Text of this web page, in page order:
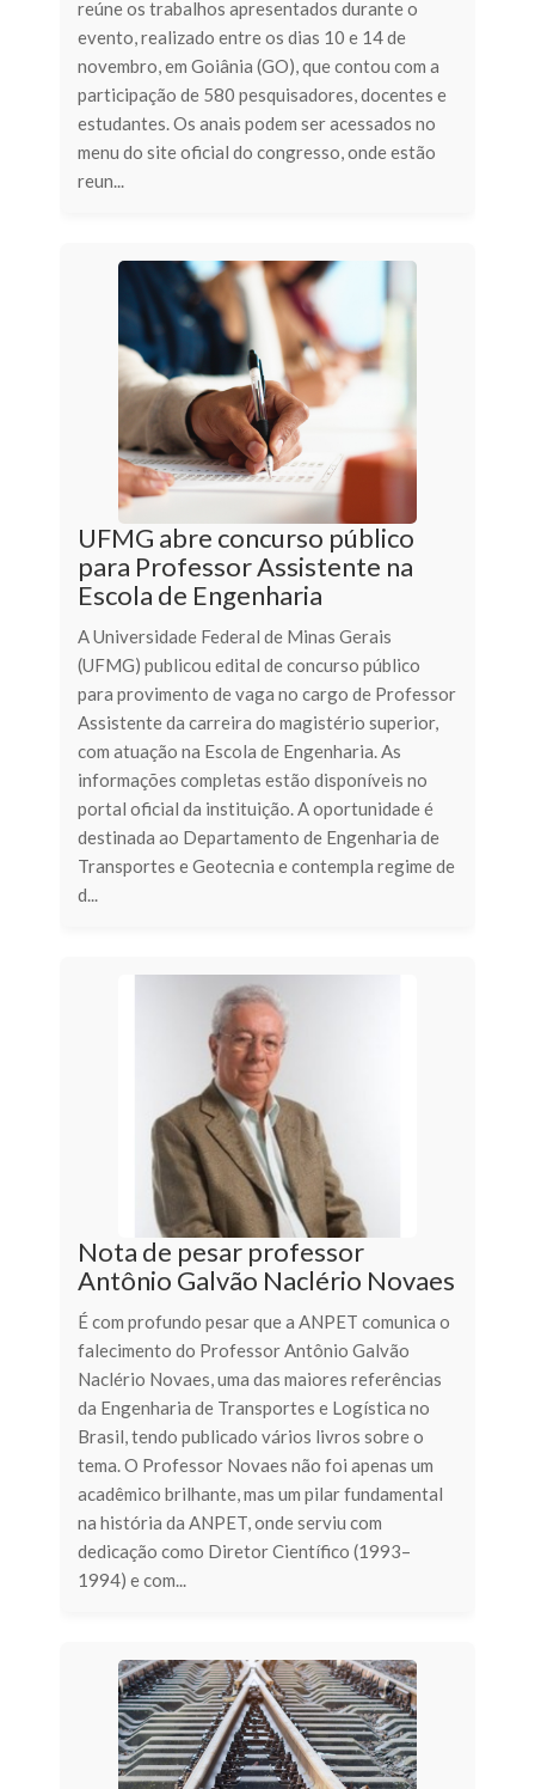
reúne os trabalhos apresentados durante o
evento, realizado entre os dias 10 e 14 de
novembro, em Goiânia (GO), que contou com a
participação de 580 pesquisadores, docentes e
estudantes. Os anais podem ser acessados no
menu do site oficial do congresso, onde estão
reun...
UFMG abre concurso público
para Professor Assistente na
Escola de Engenharia
A Universidade Federal de Minas Gerais
(UFMG) publicou edital de concurso público
para provimento de vaga no cargo de Professor
Assistente da carreira do magistério superior,
com atuação na Escola de Engenharia. As
informações completas estão disponíveis no
portal oficial da instituição. A oportunidade é
destinada ao Departamento de Engenharia de
Transportes e Geotecnia e contempla regime de
d...
Nota de pesar professor
Antônio Galvão Naclério Novaes
É com profundo pesar que a ANPET comunica o
falecimento do Professor Antônio Galvão
Naclério Novaes, uma das maiores referências
da Engenharia de Transportes e Logística no
Brasil, tendo publicado vários livros sobre o
tema. O Professor Novaes não foi apenas um
acadêmico brilhante, mas um pilar fundamental
na história da ANPET, onde serviu com
dedicação como Diretor Científico (1993–
1994) e com...